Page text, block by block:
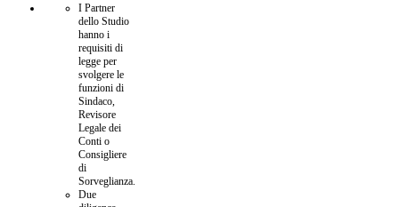
I Partner
dello Studio
hanno i
requisiti di
legge per
svolgere le
funzioni di
Sindaco,
Revisore
Legale dei
Conti o
Consigliere
di
Sorveglianza.
Due